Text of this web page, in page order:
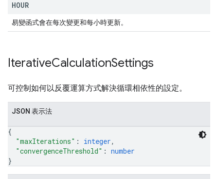
HOUR
易變函式會在每次變更和每小時更新。
IterativeCalculationSettings
可控制如何以反覆運算方式解決循環相依性的設定。
JSON 表示法
{
"maxIterations" : integer,
"convergenceThreshold" : number
}